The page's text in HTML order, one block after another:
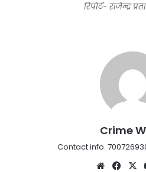
रिपोर्ट- राजेन्द्र
Crime
Contact info.
Website